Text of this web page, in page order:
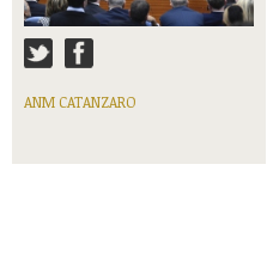
ANM CATANZARO